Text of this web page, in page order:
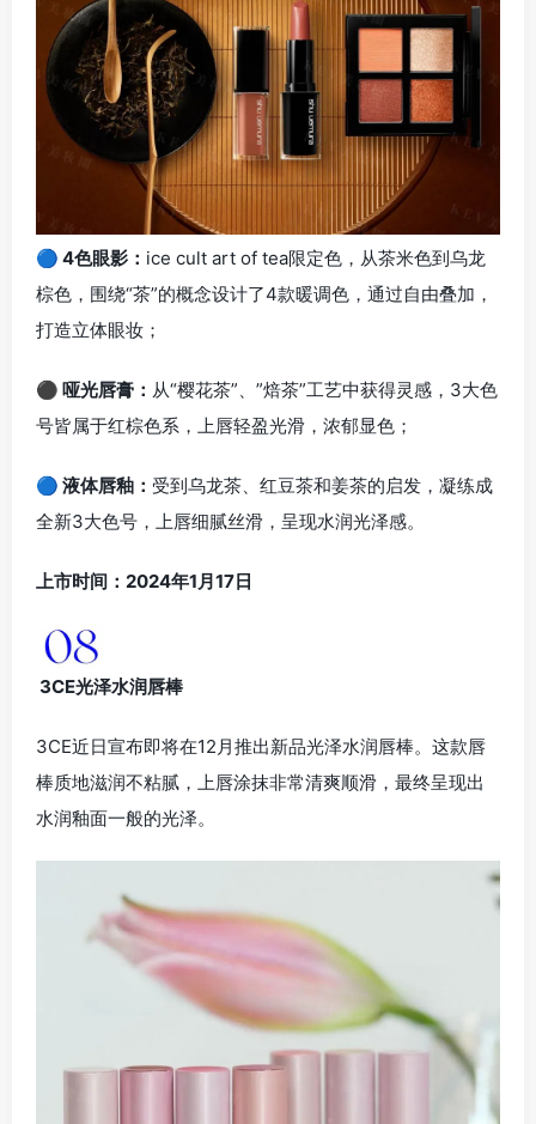
🔵 4色眼影： ice cult art of tea限定色，从茶米色到乌龙
棕色，围绕“茶”的概念设计了4款暖调色，通过自由叠加，
打造立体眼妆；
⚫ 哑光唇膏： 从“樱花茶”、”焙茶”工艺中获得灵感，3大色
号皆属于红棕色系，上唇轻盈光滑，浓郁显色；
🔵 液体唇釉： 受到乌龙茶、红豆茶和姜茶的启发，凝练成
全新3大色号，上唇细腻丝滑，呈现水润光泽感。
上市时间：2024年1月17日
3CE光泽水润唇棒
3CE近日宣布即将在12月推出新品光泽水润唇棒。这款唇
棒质地滋润不粘腻，上唇涂抹非常清爽顺滑，最终呈现出
水润釉面一般的光泽。